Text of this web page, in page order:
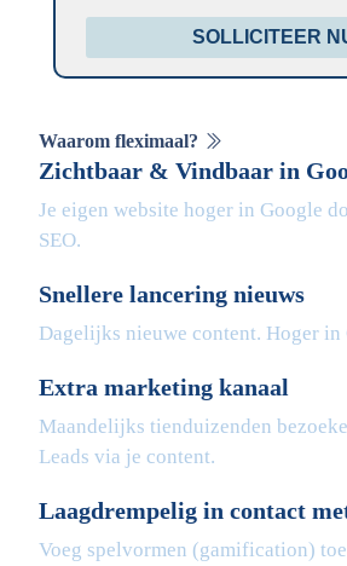
SOLLICITEER
Waarom fleximaal?
Zichtbaar & Vindbaar in
Je eigen website hoger in Google
SEO.
Snellere lancering nieuws
Dagelijks nieuwe content. Hoger in
Extra marketing kanaal
Maandelijks tienduizenden
Leads via je content.
Laagdrempelig in contact
Voeg spelvormen (gamification)